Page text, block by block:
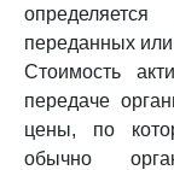
переданных
Стоимость
передаче
цены, по
обычно